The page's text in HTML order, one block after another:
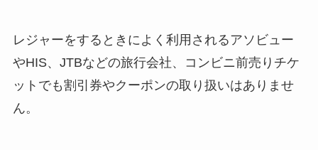
レジャーをするときによく利用されるアソビュー
やHIS、JTBなどの旅行会社、コンビニ前売りチケ
ットでも割引券やクーポンの取り扱いはありませ
ん。